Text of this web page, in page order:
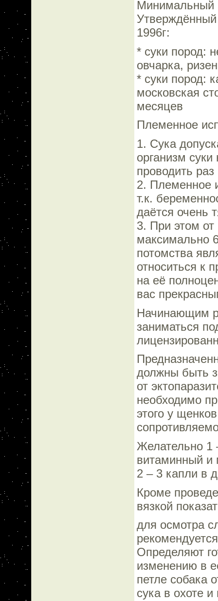
Минимальный
1996г:
* суки пород:
овчарка,
* суки пород:
московская
месяцев
Племенное
1. Сука
организм
проводить
2. Племенное
т.к.
даётся очень
3. При этом
максимально
потомства
относиться к
на её
вас
Начинающим
заниматься
должны быть
от
необходимо
этого у
Желательно 1
витаминный и
2 – 3 капли в
Кроме
вязкой
для осмотра
Определяют
изменению в
петле собака
сука в охоте и